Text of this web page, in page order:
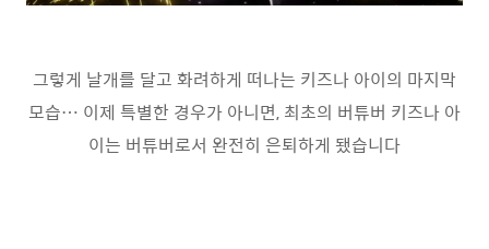
그렇게 날개를 달고 화려하게 떠나는 키즈나 아이의 마지막
모습… 이제 특별한 경우가 아니면, 최초의 버튜버 키즈나 아
이는 버튜버로서 완전히 은퇴하게 됐습니다